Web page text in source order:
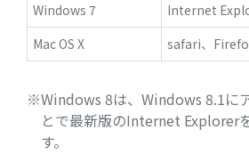
Windows 7
Internet
Mac OS X
safari、
※Windows 8は、Windows 8.1に
とで最新版のInternet Explorer
す。